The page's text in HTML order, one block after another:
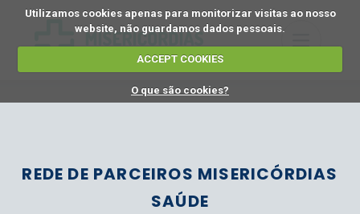
Utilizamos cookies apenas para monitorizar visitas ao nosso
website, não guardamos dados pessoais.
ACCEPT COOKIES
O que são cookies?
REDE DE PARCEIROS MISERICÓRDIAS
SAÚDE